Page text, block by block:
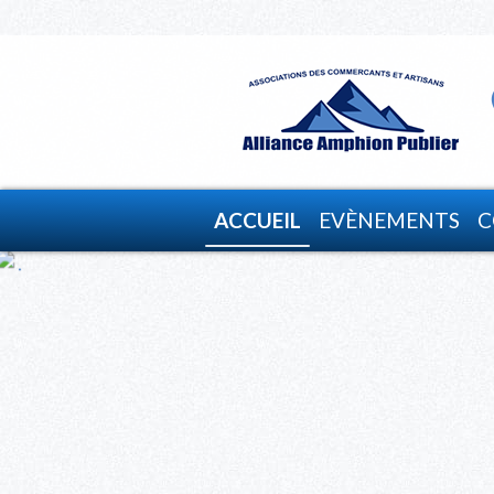
ACCUEIL EVÈNEMENTS